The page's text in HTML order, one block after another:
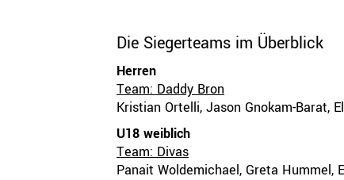
Die Siegerteams im Überblick
Herren
Team: Daddy Bron
Kristian Ortelli, Jason Gnokam-Barat,
U18 weiblich
Team: Divas
Panait Woldemichael, Greta Hummel,